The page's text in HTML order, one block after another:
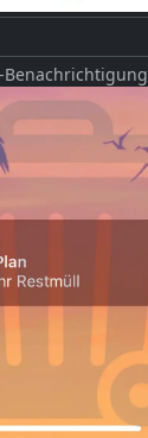
Benachrichtigung